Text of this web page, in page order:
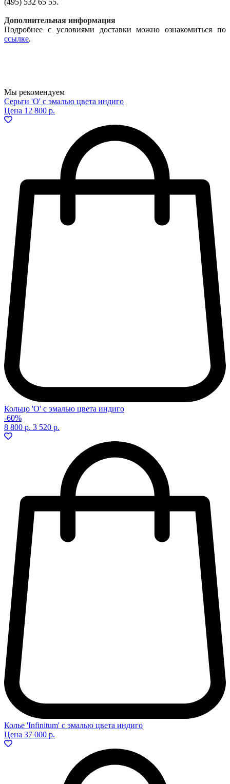
Дополнительная информация
Подробнее с условиями доставки можно ознакомиться по
ссылке.
Мы рекомендуем
Серьги 'O' с эмалью цвета индиго
Цена 12 800 р.
Кольцо 'O' с эмалью цвета индиго
-60%
8 800 р. 3 520 р.
Колье 'Infinitum' с эмалью цвета индиго
Цена 37 000 р.